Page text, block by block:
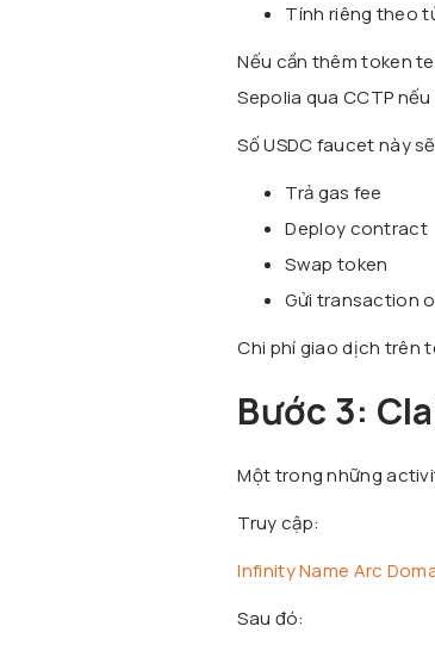
Tính riêng theo
Nếu cần thêm token
Sepolia qua CCTP
Số USDC faucet này
Trả gas fee
Deploy contract
Swap token
Gửi transaction
Chi phí giao dịch trên
Bước 3:
Một trong những
Truy cập:
Infinity Name Arc
Sau đó: